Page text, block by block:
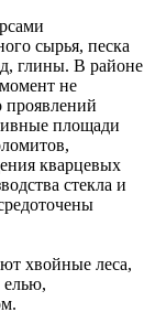
сырья, песка
глины. В районе
не
проявлений
площади
кварцевых
стекла и
хвойные леса,
елью,